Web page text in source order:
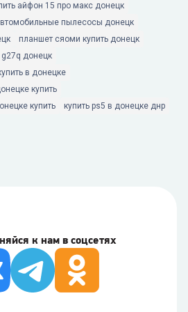
айфон 15 про макс донецк
пылесосы донецк
планшет сяоми купить донецк
g27q донецк
в донецке
купить
купить
купить ps5 в донецке днр
к нам в соцсетях